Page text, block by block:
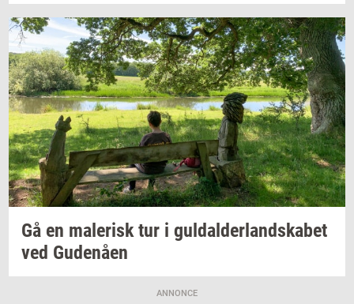
Gå en ma­le­risktur i gul­dal­der­land­ska­bet
ved Gu­denå­en
ANNONCE